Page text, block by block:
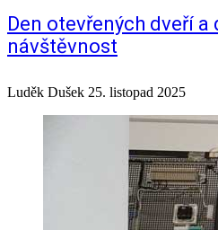
Den otevřených dveří
návštěvnost
Luděk Dušek 25. listopad 2025